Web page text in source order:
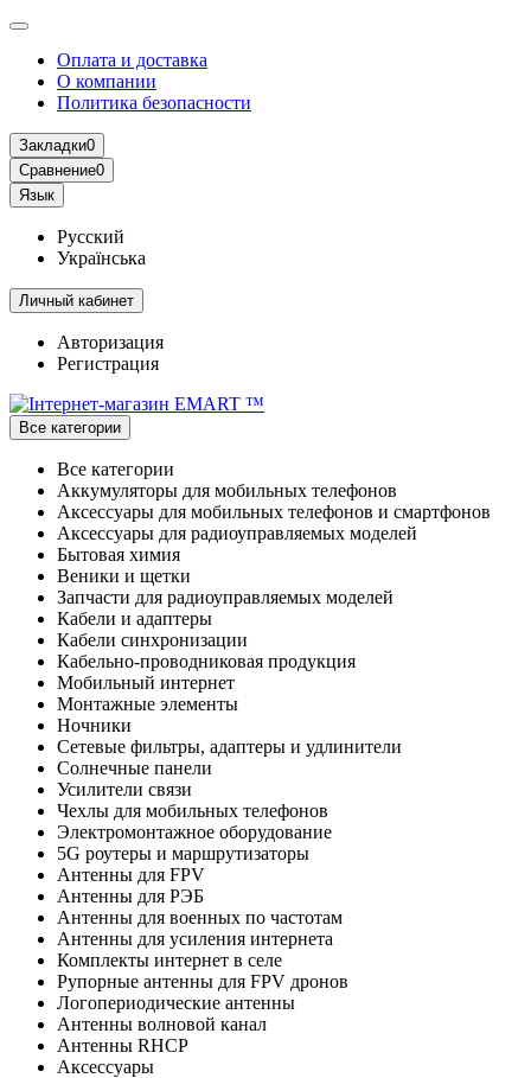
Оплата и доставка
О компании
Политика безопасности
Закладки0
Сравнение0
Язык
Русский
Українська
Личный кабинет
Авторизация
Регистрация
Все категории
Все категории
Аккумуляторы для мобильных телефонов
Аксессуары для мобильных телефонов и смартфонов
Аксессуары для радиоуправляемых моделей
Бытовая химия
Веники и щетки
Запчасти для радиоуправляемых моделей
Кабели и адаптеры
Кабели синхронизации
Кабельно-проводниковая продукция
Мобильный интернет
Монтажные элементы
Ночники
Сетевые фильтры, адаптеры и удлинители
Солнечные панели
Усилители связи
Чехлы для мобильных телефонов
Электромонтажное оборудование
5G роутеры и маршрутизаторы
Антенны для FPV
Антенны для РЭБ
Антенны для военных по частотам
Антенны для усиления интернета
Комплекты интернет в селе
Рупорные антенны для FPV дронов
Логопериодические антенны
Антенны волновой канал
Антенны RHCP
Аксессуары